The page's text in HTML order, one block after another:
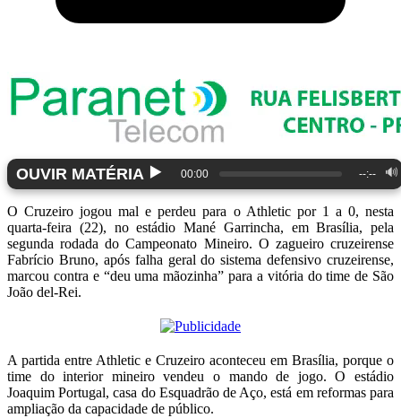
OUVIR MATÉRIA ▶️ 00:00 --:-- 🔊
O Cruzeiro jogou mal e perdeu para o Athletic por 1 a 0, nesta
quarta-feira (22), no estádio Mané Garrincha, em Brasília, pela
segunda rodada do Campeonato Mineiro. O zagueiro cruzeirense
Fabrício Bruno, após falha geral do sistema defensivo cruzeirense,
marcou contra e “deu uma mãozinha” para a vitória do time de São
João del-Rei.
A partida entre Athletic e Cruzeiro aconteceu em Brasília, porque o
time do interior mineiro vendeu o mando de jogo. O estádio
Joaquim Portugal, casa do Esquadrão de Aço, está em reformas para
ampliação da capacidade de público.